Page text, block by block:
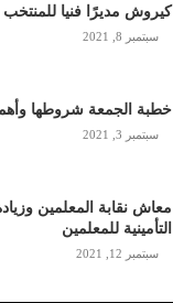
كيروش مديرًا فنيا
سبتمبر 8, 2021
خطبة الجمعة شروطها
سبتمبر 3, 2021
معاش نقابة المعلمين
التأمينية للمعلمين
سبتمبر 12, 2021